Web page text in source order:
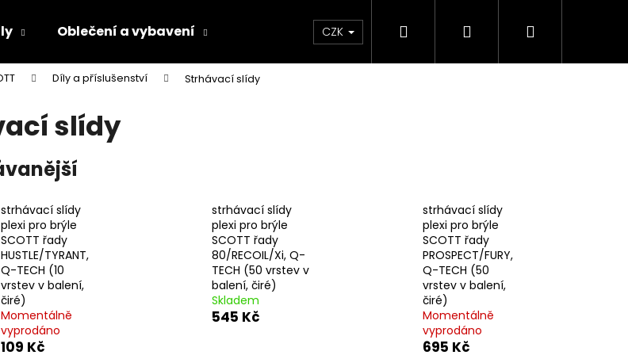
Oblečení a vybavení Oleje & Maziva Příslušenství Dárkové
CZK Hledat PřihlášeníNákupní
Díly a příslušenství Strhávací slídy
slídy
strhávací slídy
plexi pro brýle
SCOTT řady
HUSTLE/TYRANT,
Q-TECH (10
vrstev v balení,
čiré)
Momentálně
vyprodáno
109 Kč
strhávací slídy
plexi pro brýle
SCOTT řady
80/RECOIL/Xi, Q-
TECH (50 vrstev v
balení, čiré)
Skladem
545 Kč
strhávací slídy
plexi pro brýle
SCOTT řady
PROSPECT/FURY,
Q-TECH (50
vrstev v balení,
čiré)
Momentálně
vyprodáno
695 Kč
najít?
Následující